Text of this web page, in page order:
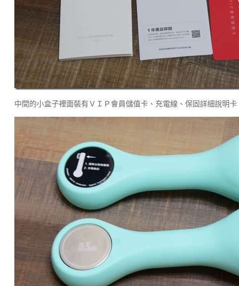
中間的小盒子裡面裝有ＶＩＰ會員儲值卡、充電線、保固詳細說明